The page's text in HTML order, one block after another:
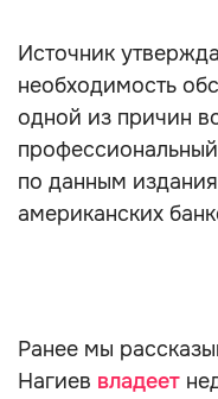
Источник
необходимость
одной из причин
по данным
американских
Ранее мы
Нагиев владеет